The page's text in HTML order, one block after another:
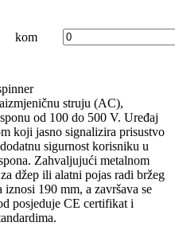
kom
struju (AC),
od 100 do 500 V. Uređaj
koji jasno signalizira prisustvo
sigurnost korisniku u
Zahvaljujući metalnom
džep ili alatni pojas radi bržeg
190 mm, a završava se
posjeduje CE certifikat i